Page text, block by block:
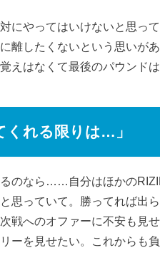
にやってはいけないと思っ
離したくないという思いが
えはなくて最後のパウンド
くれる限りは…」
るのなら……自分はほかの
思っていて。勝ってれば出
戦へのオファーに不安も見
ーを見せたい。これからも